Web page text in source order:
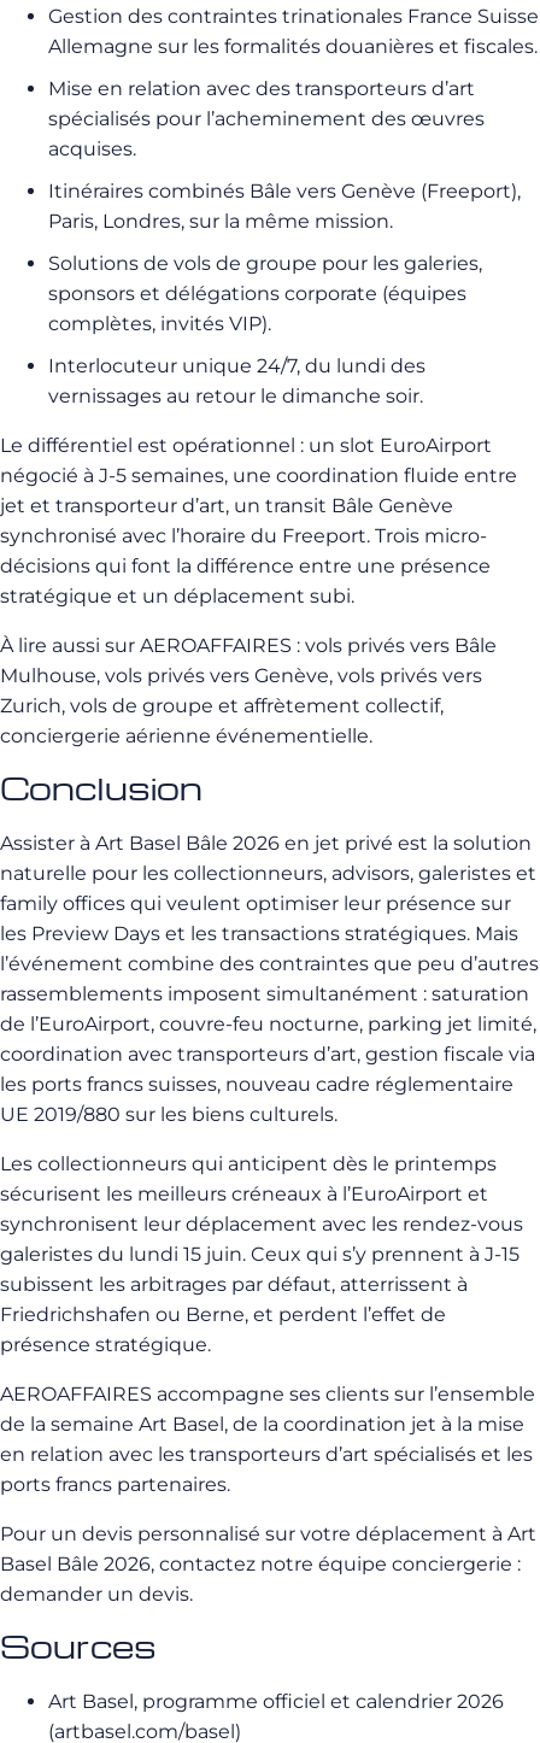
Gestion des contraintes trinationales France Suisse
Allemagne sur les formalités douanières et fiscales.
Mise en relation avec des transporteurs d’art
spécialisés pour l’acheminement des œuvres
acquises.
Itinéraires combinés Bâle vers Genève (Freeport),
Paris, Londres, sur la même mission.
Solutions de vols de groupe pour les galeries,
sponsors et délégations corporate (équipes
complètes, invités VIP).
Interlocuteur unique 24/7, du lundi des
vernissages au retour le dimanche soir.
Le différentiel est opérationnel : un slot EuroAirport
négocié à J-5 semaines, une coordination fluide entre
jet et transporteur d’art, un transit Bâle Genève
synchronisé avec l’horaire du Freeport. Trois micro-
décisions qui font la différence entre une présence
stratégique et un déplacement subi.
À lire aussi sur AEROAFFAIRES : vols privés vers Bâle
Mulhouse, vols privés vers Genève, vols privés vers
Zurich, vols de groupe et affrètement collectif,
conciergerie aérienne événementielle.
Conclusion
Assister à Art Basel Bâle 2026 en jet privé est la solution
naturelle pour les collectionneurs, advisors, galeristes et
family offices qui veulent optimiser leur présence sur
les Preview Days et les transactions stratégiques. Mais
l’événement combine des contraintes que peu d’autres
rassemblements imposent simultanément : saturation
de l’EuroAirport, couvre-feu nocturne, parking jet limité,
coordination avec transporteurs d’art, gestion fiscale via
les ports francs suisses, nouveau cadre réglementaire
UE 2019/880 sur les biens culturels.
Les collectionneurs qui anticipent dès le printemps
sécurisent les meilleurs créneaux à l’EuroAirport et
synchronisent leur déplacement avec les rendez-vous
galeristes du lundi 15 juin. Ceux qui s’y prennent à J-15
subissent les arbitrages par défaut, atterrissent à
Friedrichshafen ou Berne, et perdent l’effet de
présence stratégique.
AEROAFFAIRES accompagne ses clients sur l’ensemble
de la semaine Art Basel, de la coordination jet à la mise
en relation avec les transporteurs d’art spécialisés et les
ports francs partenaires.
Pour un devis personnalisé sur votre déplacement à Art
Basel Bâle 2026, contactez notre équipe conciergerie :
demander un devis.
Sources
Art Basel, programme officiel et calendrier 2026
(artbasel.com/basel)